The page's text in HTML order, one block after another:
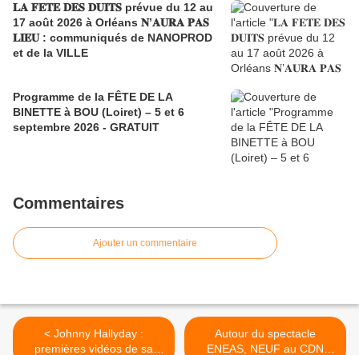
𝐋𝐀 𝐅𝐄𝐓𝐄 𝐃𝐄𝐒 𝐃𝐔𝐈𝐓𝐒 prévue du 12 au
17 août 2026 à Orléans 𝐍’𝐀𝐔𝐑𝐀 𝐏𝐀𝐒
𝐋𝐈𝐄𝐔 : communiqués de NANOPROD
et de la VILLE
Programme de la FÊTE DE LA
BINETTE à BOU (Loiret) – 5 et 6
septembre 2026 - GRATUIT
Commentaires
Ajouter un commentaire
< Johnny Hallyday :
premières vidéos de sa
Autour du spectacle
ENEAS, NEUF au CDN